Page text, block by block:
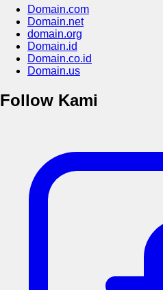
Domain.com
Domain.net
domain.org
Domain.id
Domain.co.id
Domain.us
Follow Kami